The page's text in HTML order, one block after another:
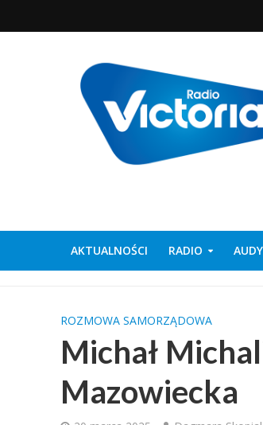
AKTUALNOŚCI RADIO
ROZMOWA SAMORZĄDOWA
Michał
Mazowiecka